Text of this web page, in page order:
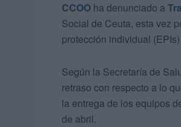
CCOO ha denunciado a
Social de Ceuta, esta vez
protección individual
Según la Secretaría de
retraso con respecto a lo
la entrega de los equipos
de abril.